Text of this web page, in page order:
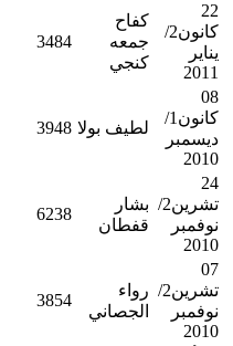
22
كانون2/
يناير
2011
كفاح
جمعه
كنجي
3484
08
كانون1/
ديسمبر
2010
لطيف بولا 3948
24
تشرين2/
نوفمبر
2010
بشار
قفطان
6238
07
تشرين2/
نوفمبر
2010
رواء
الجصاني
3854